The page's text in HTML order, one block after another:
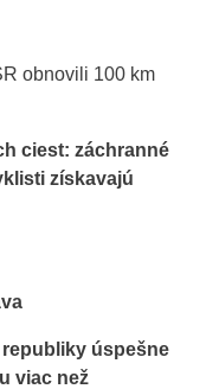
obnovili 100 km
ciest: záchranné
získavajú
úspešne
viac než